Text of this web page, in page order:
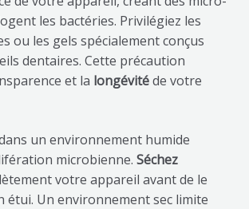
les bactéries. Privilégiez les
ou les gels spécialement conçus
dentaires. Cette précaution
et la longévitéde votre
un environnement humide
microbienne. Séchez
votre appareil avant de le
étui. Un environnement sec limite